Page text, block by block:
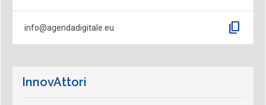
info@agendadigitale.eu content_copy
InnovAttori